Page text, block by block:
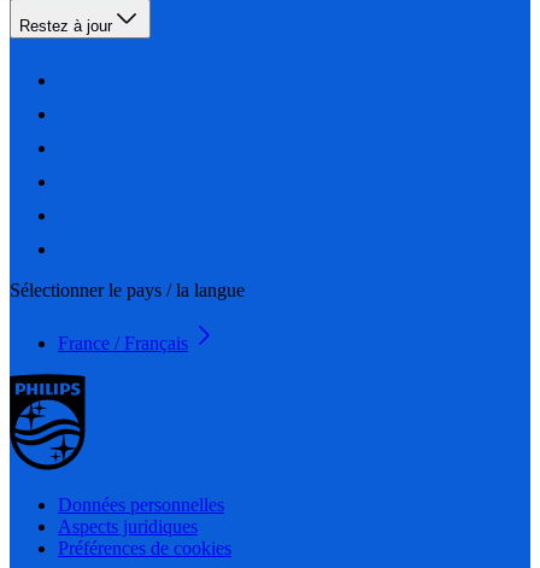
Restez à jour
Sélectionner le pays / la langue
France / Français
Données personnelles
Aspects juridiques
Préférences de cookies